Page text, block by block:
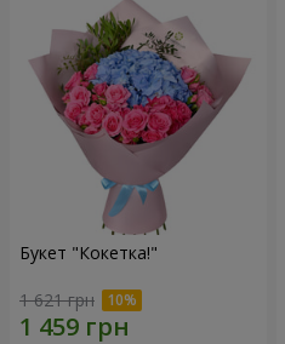
Букет "Кокетка!"
1 621 грн